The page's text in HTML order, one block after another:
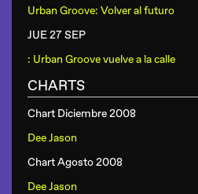
Urban Groove: Volver al futuro
JUE 27 SEP
: Urban Groove vuelve a la calle
CHARTS
Chart Diciembre 2008
Dee Jason
Chart Agosto 2008
Dee Jason